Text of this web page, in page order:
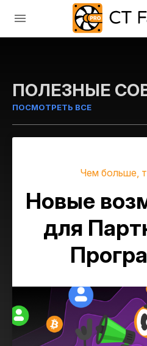
ПОЛЕЗНЫЕ
ПОСМОТРЕТЬ ВСЕ
Чем больше,
Новые
для